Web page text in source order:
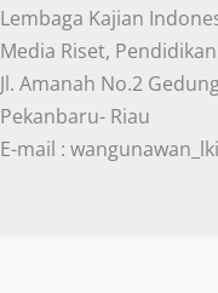
Lembaga Kajian
Media Riset,
Jl. Amanah No.2
Pekanbaru- Riau
E-mail :